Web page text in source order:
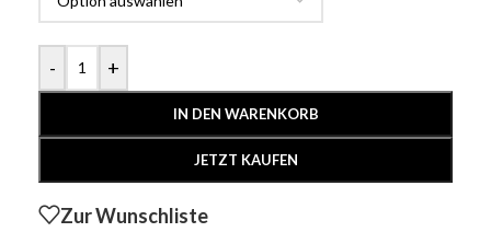
- +
IN DEN WARENKORB
JETZT KAUFEN
Zur Wunschliste